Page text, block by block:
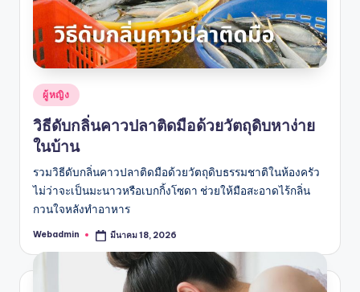
Posted
in
ผู้หญิง
วิธีดับกลิ่นคาวปลาติดมือด้วยวัตถุดิบหาง่าย
ในบ้าน
รวมวิธีดับกลิ่นคาวปลาติดมือด้วยวัตถุดิบธรรมชาติในห้องครัว
ไม่ว่าจะเป็นมะนาวหรือเบกกิ้งโซดา ช่วยให้มือสะอาดไร้กลิ่น
กวนใจหลังทำอาหาร
Posted
Webadmin มีนาคม 18, 2026